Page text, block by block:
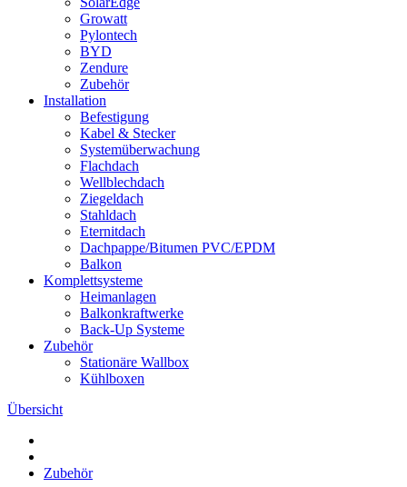
Growatt
Pylontech
BYD
Zendure
Zubehör
Installation
Befestigung
Kabel & Stecker
Systemüberwachung
Flachdach
Wellblechdach
Ziegeldach
Stahldach
Eternitdach
Dachpappe/Bitumen PVC/EPDM
Balkon
Komplettsysteme
Heimanlagen
Balkonkraftwerke
Back-Up Systeme
Zubehör
Stationäre Wallbox
Kühlboxen
Übersicht
Zubehör